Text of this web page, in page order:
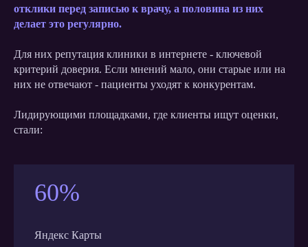
отклики перед записью к врачу, а половина из них
делает это регулярно.
Для них репутация клиники в интернете - ключевой
критерий доверия. Если мнений мало, они старые или на
них не отвечают - пациенты уходят к конкурентам.
Лидирующими площадками, где клиенты ищут оценки,
стали:
60%
Яндекс Карты